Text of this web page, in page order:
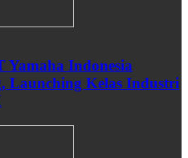
Yamaha Indonesia
Launching Kelas Industri